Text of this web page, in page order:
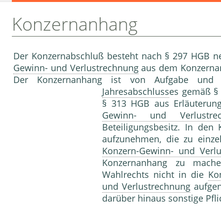
Konzernanhang
Der Konzernabschluß besteht nach § 297 HGB
Gewinn- und Verlustrechnungaus dem
Der Konzernanhang ist von Aufgabe
Jahresabschlusses gemäß
§ 313 HGB aus
Gewinn- und
Beteiligungsbesitz. In den
aufzunehmen, die zu
Konzern-Gewinn- und
Konzernanhang zu
Wahlrechts nicht in die
und Verlustrechnung
darüber hinaus sonstige